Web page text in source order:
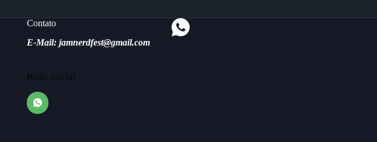
Contato
E-Mail: jamnerdfest@gmail.com
Rede Social